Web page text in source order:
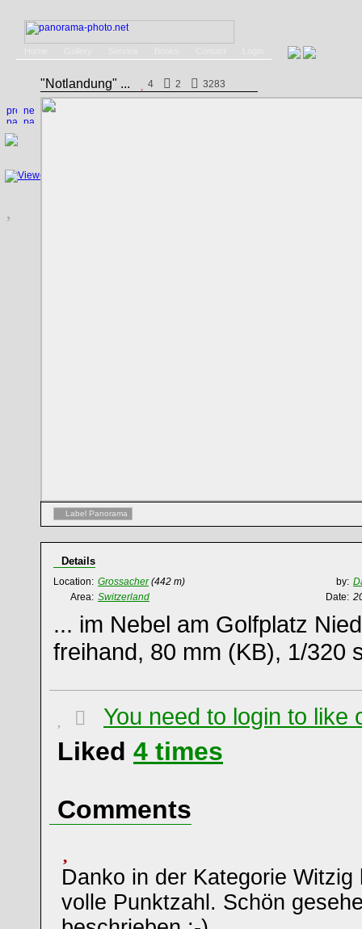
"Notlandung" ... 4 2 3283
Label Panorama
Details
Location: Grossacher (442 m) by:
Area: Switzerland Date:
... im Nebel am Golfplatz
freihand, 80 mm (KB), 1/320
You need to login to like
Liked 4 times
Comments
Danko in der Kategorie Witzig
volle Punktzahl. Schön